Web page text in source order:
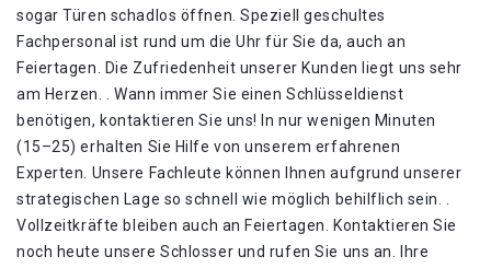
sogar Türen schadlos öffnen. Speziell geschultes
Fachpersonal ist rund um die Uhr für Sie da, auch an
Feiertagen. Die Zufriedenheit unserer Kunden liegt uns sehr
am Herzen. . Wann immer Sie einen Schlüsseldienst
benötigen, kontaktieren Sie uns! In nur wenigen Minuten
(15–25) erhalten Sie Hilfe von unserem erfahrenen
Experten. Unsere Fachleute können Ihnen aufgrund unserer
strategischen Lage so schnell wie möglich behilflich sein. .
Vollzeitkräfte bleiben auch an Feiertagen. Kontaktieren Sie
noch heute unsere Schlosser und rufen Sie uns an. Ihre